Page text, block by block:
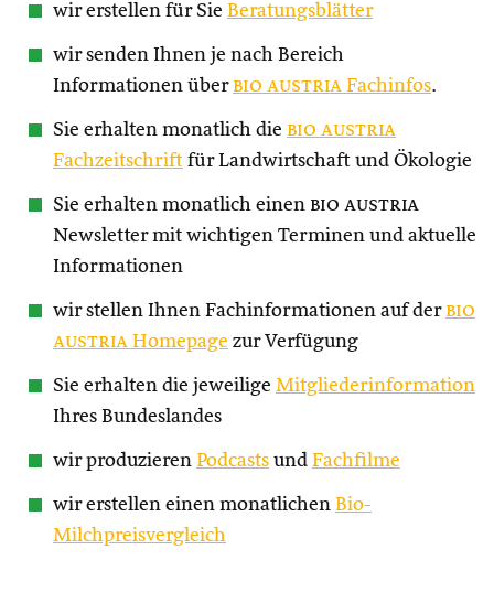
wir erstellen für Sie Beratungsblätter
wir senden Ihnen je nach Bereich
Informationen über bio austria Fachinfos.
Sie erhalten monatlich die bio austria
Fachzeitschrift für Landwirtschaft und Ökologie
Sie erhalten monatlich einen bio austria
Newsletter mit wichtigen Terminen und aktuelle
Informationen
wir stellen Ihnen Fachinformationen auf der bio
austria Homepage zur Verfügung
Sie erhalten die jeweilige Mitgliederinformation
Ihres Bundeslandes
wir produzieren Podcasts und Fachfilme
wir erstellen einen monatlichen Bio-
Milchpreisvergleich